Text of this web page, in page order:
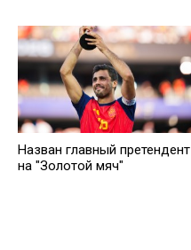
Назван главный претендент
на "Золотой мяч"